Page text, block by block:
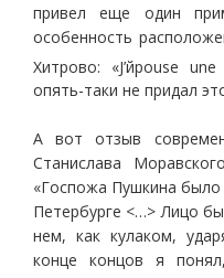
привел еще один
особенность
Хитрово: «J’йpouse
опять-таки не придал
А вот отзыв
Станислава
«Госпожа Пушкина
Петербурге <…> Лицо
нем, как кулаком,
конце концов я